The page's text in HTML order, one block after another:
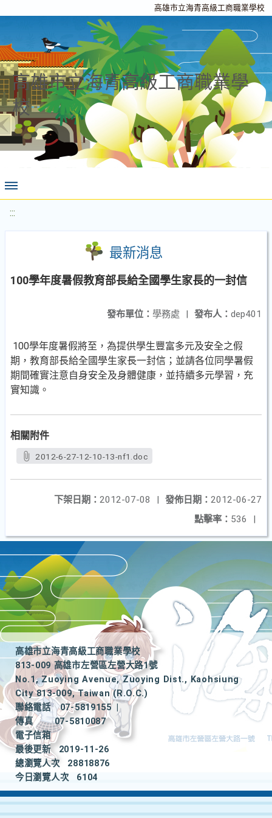
高雄市立海青高級工商職業學校
高雄市立海青高級工商職業學
校
:::
最新消息
100學年度暑假教育部長給全國學生家長的一封信
發布人： dep401
發布單位： 學務處 |
100學年度暑假將至，為提供學生豐富多元及安全之假
期，教育部長給全國學生家長一封信；並請各位同學暑假
期間確實注意自身安全及身體健康，並持續多元學習，充
實知識。
相關附件
2012-6-27-12-10-13-nf1.doc
發佈日期： 2012-06-27
下架日期： 2012-07-08
|
點擊率： 536 |
高雄市立海青高級工商職業學校
813-009 高雄市左營區左營大路1號
No.1, Zuoying Avenue, Zuoying Dist., Kaohsiung
City 813-009, Taiwan (R.O.C.)
聯絡電話
07-5819155
|
傳真
07-5810087
電子信箱
最後更新
2019-11-26
總瀏覽人次
28818876
今日瀏覽人次
6104